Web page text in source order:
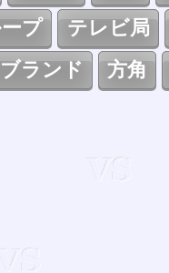
プ
テレビ局
ランド
方角